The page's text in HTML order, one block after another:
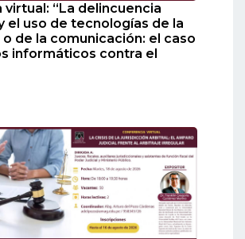
“La delincuencia
el uso de tecnologías de la
de la comunicación: el caso
informáticos contra el